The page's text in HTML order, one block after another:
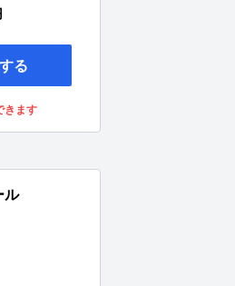
る
きます
ル